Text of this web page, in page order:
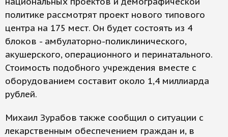
политике рассмотрят проект нового типового
центра на 175 мест. Он будет состоять из 4
блоков - амбулаторно-поликлинического,
акушерского, операционного и перинатального.
Стоимость подобного учреждения вместе с
оборудованием составит около 1,4 миллиарда
рублей.
Михаил Зурабов также сообщил о ситуации с
лекарственным обеспечением граждан и, в